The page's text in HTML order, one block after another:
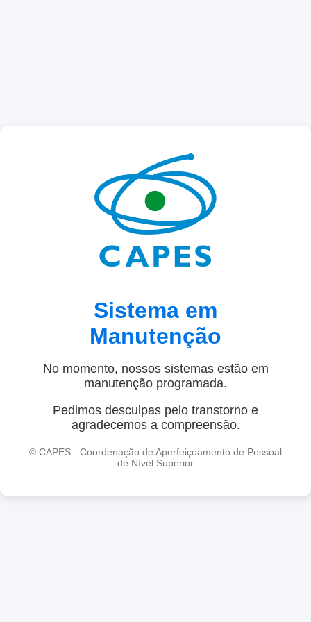
Sistema em
Manutenção
No momento, nossos sistemas estão em
manutenção programada.
Pedimos desculpas pelo transtorno e
agradecemos a compreensão.
© CAPES - Coordenação de Aperfeiçoamento de Pessoal
de Nível Superior